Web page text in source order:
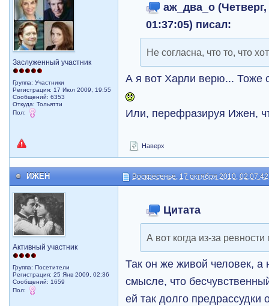
Заслуженный участник
Группа: Участники
Регистрация: 17 Июл 2009, 19:55
Сообщений: 6353
Откуда: Тольятти
Пол:
аж_два_о
01:37:05) писал:
Не согласна, что то, что
А я вот Харли верю... Тоже
Или, перефразируя Ижен,
Наверх
ИЖЕН Воскресенье, 17 октября 2010, 02:07:42
Активный участник
Группа: Посетители
Регистрация: 25 Янв 2009, 02:36
Сообщений: 1659
Пол:
Цитата
А вот когда из-за ревности
Так он же живой человек, а
смысле, что
ей так долго предрассудки